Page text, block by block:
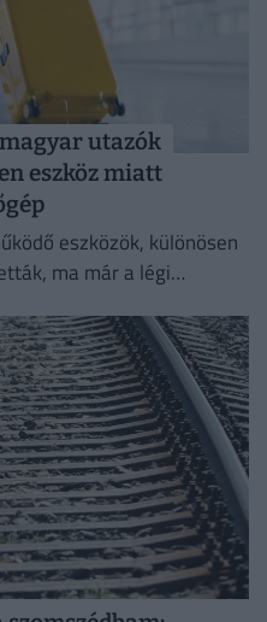
utazók
eszköz miatt
eszközök, különösen
ma már a légi